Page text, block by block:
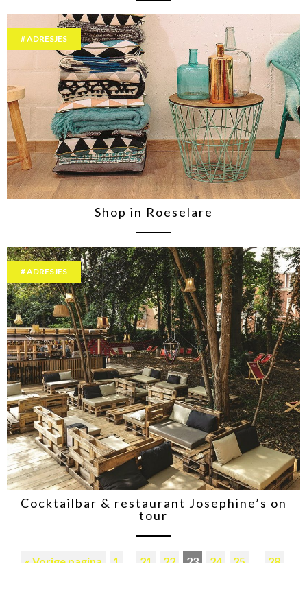
ADRESJES
Shop in Roeselare
ADRESJES
Cocktailbar & restaurant Josephine’s on
tour
« Vorige pagina 1 21 22 23 24 25
28